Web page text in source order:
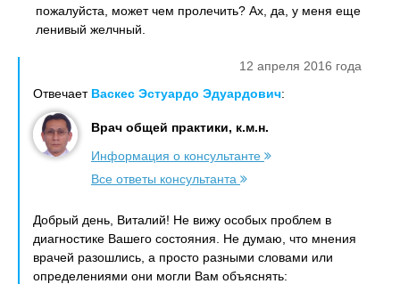
пожалуйста, может чем пролечить? Ах, да, у меня еще
ленивый желчный.
12 апреля 2016 года
Отвечает Васкес Эстуардо Эдуардович:
Врач общей практики, к.м.н.
Информация о консультанте
Все ответы консультанта
Добрый день, Виталий! Не вижу особых проблем в
диагностике Вашего состояния. Не думаю, что мнения
врачей разошлись, а просто разными словами или
определениями они могли Вам объяснять: